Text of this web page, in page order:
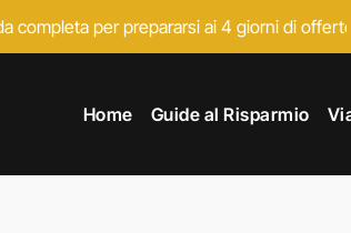
completa per prepararsi ai 4 giorni di offerte
last minute per la settimana bianca e
sconto: prima o dopo i saldi?
Home Guide al Risparmio